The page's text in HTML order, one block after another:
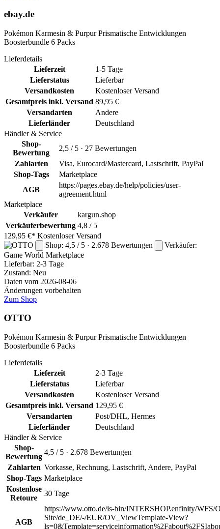
ebay.de
Pokémon Karmesin & Purpur Prismatische Entwicklungen
Boosterbundle 6 Packs
Lieferdetails
Lieferzeit
1-5 Tage
Lieferstatus
Lieferbar
Versandkosten
Kostenloser Versand
Gesamtpreis inkl. Versand 89,95 €
Versandarten
Andere
Lieferländer
Deutschland
Händler & Service
Shop-
Bewertung
2,5 / 5 · 27 Bewertungen
Zahlarten
Visa, Eurocard/Mastercard, Lastschrift, PayPal
Shop-Tags
Marketplace
AGB
https://pages.ebay.de/help/policies/user-
agreement.html
Marketplace
Verkäufer
kargun.shop
Verkäuferbewertung 4,8 / 5
129,95 €* Kostenloser Versand
Shop: 4,5 / 5 · 2.678 Bewertungen
Verkäufer:
Game World Marketplace
Lieferbar: 2-3 Tage
Zustand: Neu
Daten vom 2026-08-06
Änderungen vorbehalten
Zum Shop
OTTO
Pokémon Karmesin & Purpur Prismatische Entwicklungen
Boosterbundle 6 Packs
Lieferdetails
Lieferzeit
2-3 Tage
Lieferstatus
Lieferbar
Versandkosten
Kostenloser Versand
Gesamtpreis inkl. Versand 129,95 €
Versandarten
Post/DHL, Hermes
Lieferländer
Deutschland
Händler & Service
Shop-
Bewertung
4,5 / 5 · 2.678 Bewertungen
Zahlarten Vorkasse, Rechnung, Lastschrift, Andere, PayPal
Shop-Tags Marketplace
Kostenlose
Retoure
30 Tage
AGB
https://www.otto.de/is-bin/INTERSHOP.enfinity/WFS/
Site/de_DE/-/EUR/OV_ViewTemplate-View?